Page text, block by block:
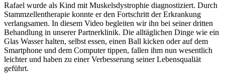
Rafael wurde als Kind mit Muskelsdystrophie diagnostiziert. Durch
Stammzellentherapie konnte er den Fortschritt der Erkrankung
verlangsamen. In diesem Video begleiten wir ihn bei seiner dritten
Behandlung in unserer Partnerklinik. Die alltäglichen Dinge wie ein
Glas Wasser halten, selbst essen, einen Ball kicken oder auf dem
Smartphone und dem Computer tippen, fallen ihm nun wesentlich
leichter und haben zu einer Verbesserung seiner Lebensqualiät
geführt.